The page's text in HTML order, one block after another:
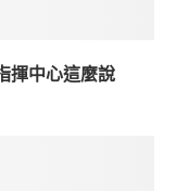
揮中心這麼說